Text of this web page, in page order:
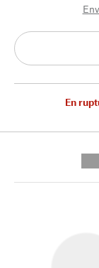
En